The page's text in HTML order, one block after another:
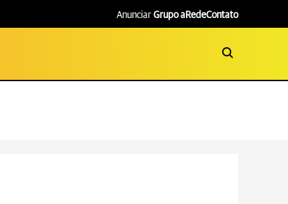
Anunciar Grupo aRedeContato